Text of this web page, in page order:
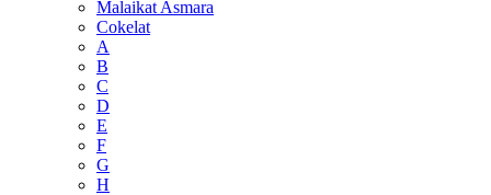
Malaikat Asmara
Cokelat
A
B
C
D
E
F
G
H